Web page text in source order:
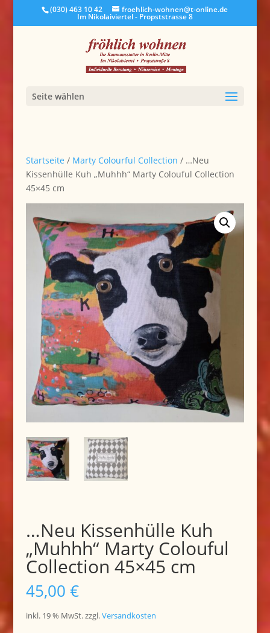
(030) 463 10 42 froehlich-wohnen@t-online.de
Im Nikolaiviertel - Propststrasse 8
Seite wählen
Startseite / Marty Colourful Collection / …Neu
Kissenhülle Kuh „Muhhh“ Marty Colouful Collection
45×45 cm
…Neu Kissenhülle Kuh
„Muhhh“ Marty Colouful
Collection 45×45 cm
45,00 €
inkl. 19 % MwSt. zzgl.Versandkosten